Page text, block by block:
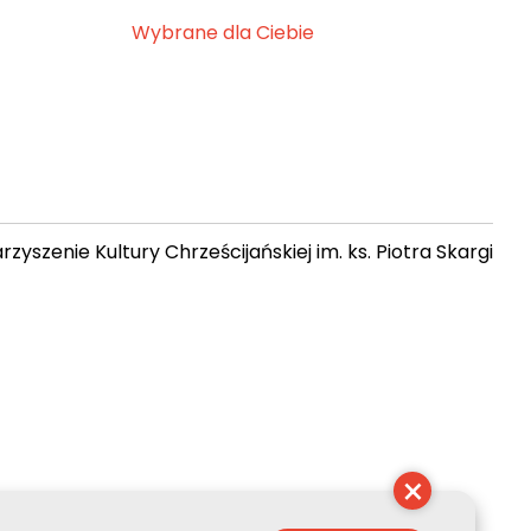
Wybrane dla Ciebie
Kultury Chrześcijańskiej im. ks. Piotra Skargi
×